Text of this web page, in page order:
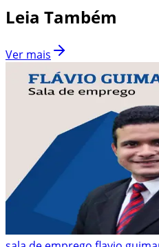
Leia Também
Ver mais